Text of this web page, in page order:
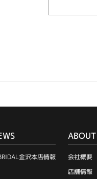
金沢本店情報
会社概要
店舗情報